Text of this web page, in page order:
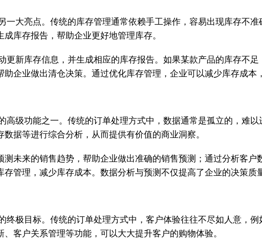
一大亮点。传统的库存管理通常依赖手工操作，容易出现库存不
库存报告，帮助企业更好地管理库存。
更新库存信息，并生成相应的库存报告。如果某款产品的库存不
企业做出清仓决策。通过优化库存管理，企业可以减少库存成本
高级功能之一。传统的订单处理方式中，数据通常是孤立的，难
据等进行综合分析，从而提供有价值的商业洞察。
未来的销售趋势，帮助企业做出准确的销售预测；通过分析客
管理，减少库存成本。数据分析与预测不仅提高了企业的决策质
终极目标。传统的订单处理方式中，客户体验往往不尽如人意，
客户关系管理等功能，可以大大提升客户的购物体验。